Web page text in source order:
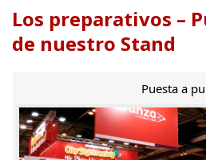
Los preparativos –
de nuestro Stand
Puesta a